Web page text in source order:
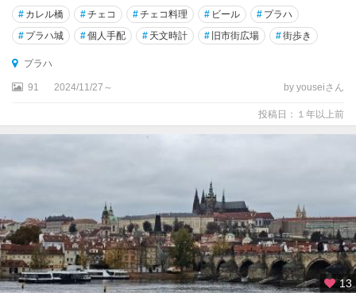
# カレル橋 #チェコ #チェコ料理 # ビール # プラハ
# プラハ城 #個人手配 # 天文時計 # 旧市街広場 #街歩き
プラハ
91 2024/11/27～ by youseiさん
投稿日：１年以上前
13